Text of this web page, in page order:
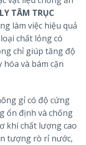
TÂM TRỤC
làm việc hiệu quả
chất lỏng có
chỉ giúp tăng độ
và bám cặn
gỉ có độ cứng
ổn định và chống
khí chất lượng cao
tượng rò rỉ nước,